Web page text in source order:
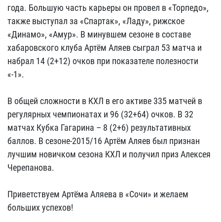
года. Большую часть карьеры он провел в «Торпедо»,
также выступал за «Спартак», «Ладу», рижское
«Динамо», «Амур». В минувшем сезоне в составе
хабаровского клуба Артём Аляев сыграл 53 матча и
набрал 14 (2+12) очков при показателе полезности
«-1».
В общей сложности в КХЛ в его активе 335 матчей в
регулярных чемпионатах и 96 (32+64) очков. В 32
матчах Кубка Гагарина – 8 (2+6) результативных
баллов. В сезоне-2015/16 Артём Аляев был признан
лучшим новичком сезона КХЛ и получил приз Алексея
Черепанова.
Приветствуем Артёма Аляева в «Сочи» и желаем
больших успехов!